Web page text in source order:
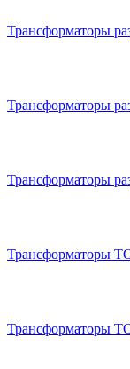
Трансформаторы
Трансформаторы
Трансформаторы
Трансформаторы
Трансформаторы